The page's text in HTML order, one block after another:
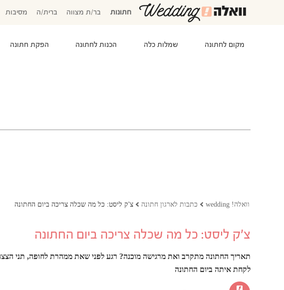
חתונות בר/ת מצווה ברית/ה מסיבות
מקום לחתונה שמלות כלה הכנות לחתונה הפקת חתונה
וואלה! wedding כתבות לארגון חתונה צ'ק ליסט: כל מה שכלה צריכה ביום החתונה
צ'ק ליסט: כל מה שכלה צריכה ביום החתונה
תאריך החתונה מתקרב ואת מרגישה מוכנה? רגע לפני שאת ממהרת לחופה, תני
לקחת איתה ביום החתונה